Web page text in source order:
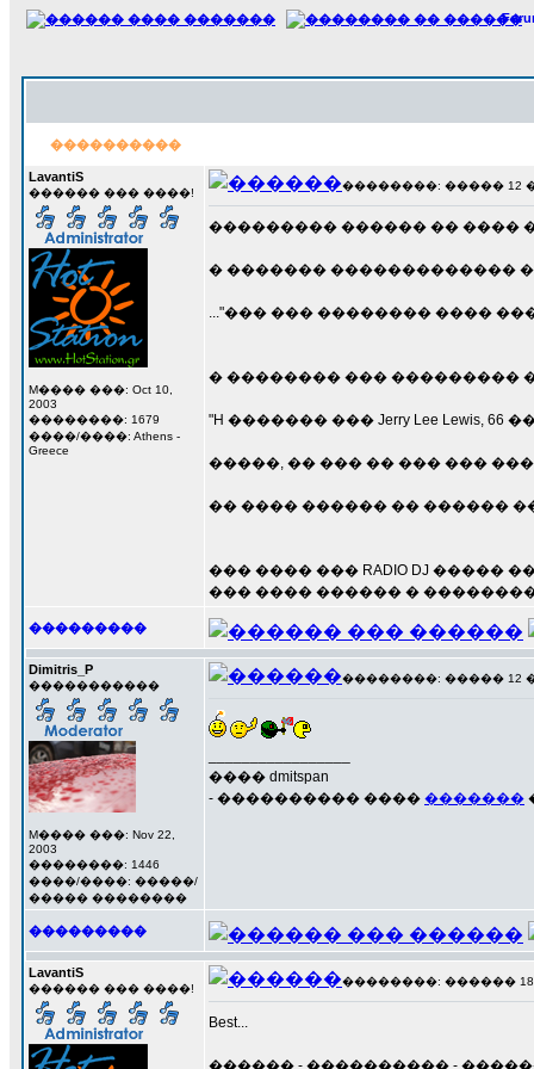
����������
LavantiS
������ ��� ����!
M���� ���: Oct 10,
2003
��������: 1679
����/����: Athens -
Greece
��������: ����� 12 ���
��������� ������ �� ����
� ������� �������������
..."��� ��� �������� ����
� �������� ��� ���������
"H ������� ��� Jerry Lee
�����, �� ��� �� ��� ���
�� ���� ������ �� ������
��� ���� ��� RADIO DJ
��� ���� ������ �
���������
Dimitris_P
�����������
M���� ���: Nov 22,
2003
��������: 1446
����/����: �����/
����� ��������
��������: ����� 12 ���
���� dmitspan
- ���������� ���� �������
���������
LavantiS
������ ��� ����!
��������: ������ 18
Best...
������ - ���������� -